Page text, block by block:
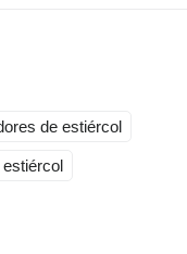
de estiércol